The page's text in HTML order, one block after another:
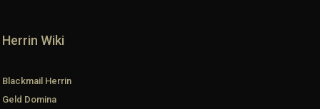
Herrin Wiki
Blackmail Herrin
Geld Domina